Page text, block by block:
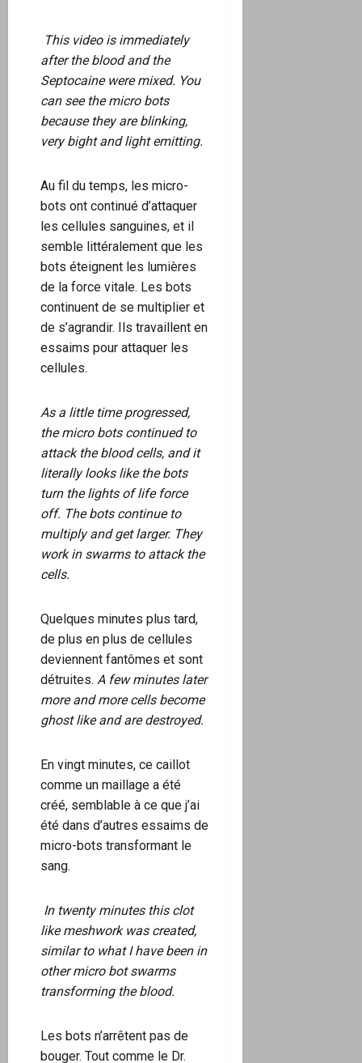
This video is immediately
after the blood and the
Septocaine were mixed. You
can see the micro bots
because they are blinking,
very bight and light emitting.
Au fil du temps, les micro-
bots ont continué d’attaquer
les cellules sanguines, et il
semble littéralement que les
bots éteignent les lumières
de la force vitale. Les bots
continuent de se multiplier et
de s’agrandir. Ils travaillent en
essaims pour attaquer les
cellules.
As a little time progressed,
the micro bots continued to
attack the blood cells, and it
literally looks like the bots
turn the lights of life force
off. The bots continue to
multiply and get larger. They
work in swarms to attack the
cells.
Quelques minutes plus tard,
de plus en plus de cellules
deviennent fantômes et sont
détruites. A few minutes later
more and more cells become
ghost like and are destroyed.
En vingt minutes, ce caillot
comme un maillage a été
créé, semblable à ce que j’ai
été dans d’autres essaims de
micro-bots transformant le
sang.
In twenty minutes this clot
like meshwork was created,
similar to what I have been in
other micro bot swarms
transforming the blood.
Les bots n’arrêtent pas de
bouger. Tout comme le Dr.